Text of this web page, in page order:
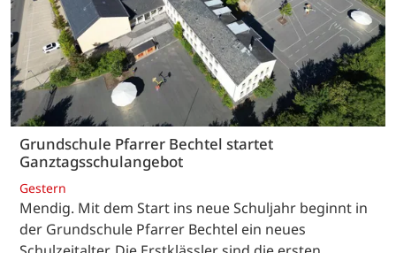
Grundschule Pfarrer Bechtel startet
Ganztagsschulangebot
Gestern
Mendig. Mit dem Start ins neue Schuljahr beginnt in
der Grundschule Pfarrer Bechtel ein neues